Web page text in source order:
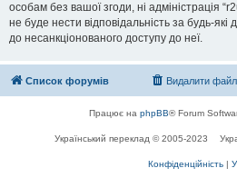
особам без вашої згоди, ні адміністрація
не буде нести відповідальність за будь-які
до несанкціонованого доступу до неї.
Список форумів Видалити
Працює на phpBB® Forum
Український переклад © 2005-2023
Конфіденційність |